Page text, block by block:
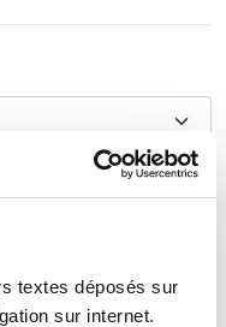
textes déposés sur
sur internet.